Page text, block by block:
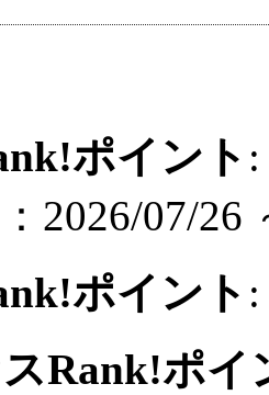
ポイント
2026/07/26
ポイント
Rank!ポイ